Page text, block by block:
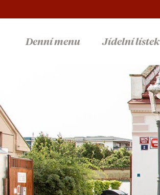
Denní menu Jídelní lístek